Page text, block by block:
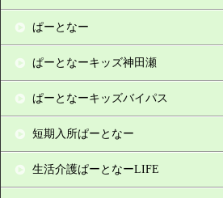
ぱーとなー
ぱーとなーキッズ神田瀬
ぱーとなーキッズバイパス
短期入所ぱーとなー
生活介護ぱーとなーLIFE